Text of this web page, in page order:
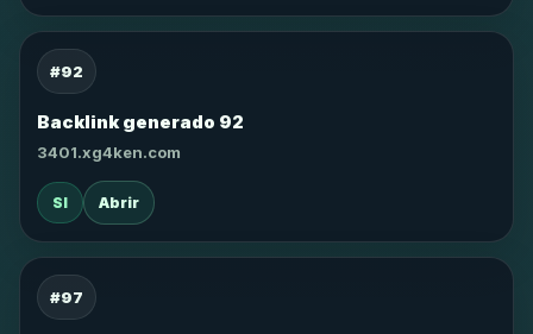
#92
Backlink generado 92
3401.xg4ken.com
SI Abrir
#97